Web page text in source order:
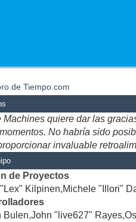
de Tiempo.com
Machines quiere dar las
No habría sido
invaluable
de Proyectos
Kilpinen,Michele "Illori"
Bulen,John "live627"